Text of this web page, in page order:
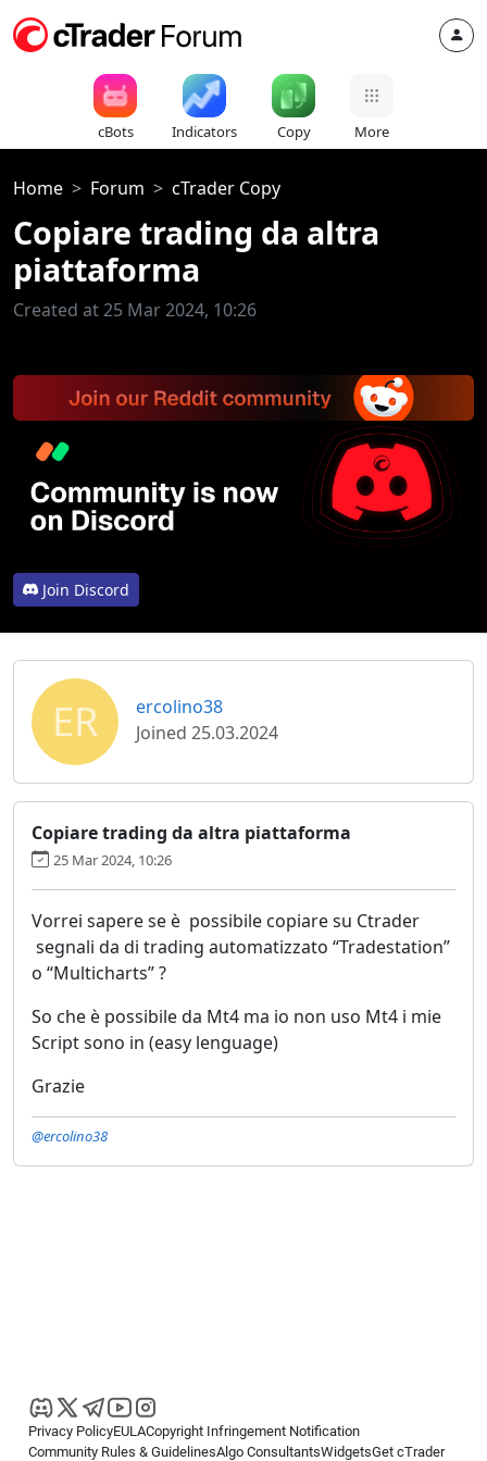
cBots Indicators Copy More
Home Forum cTrader Copy
Copiare trading da altra
piattaforma
Created at 25 Mar 2024, 10:26
Join Discord
ER
ercolino38
Joined 25.03.2024
Copiare trading da altra piattaforma
25 Mar 2024, 10:26
Vorrei sapere se è possibile copiare su Ctrader
segnali da di trading automatizzato “Tradestation”
o “Multicharts” ?
So che è possibile da Mt4 ma io non uso Mt4 i mie
Script sono in (easy lenguage)
Grazie
@ercolino38
Privacy PolicyEULACopyright Infringement Notification
Community Rules & GuidelinesAlgo ConsultantsWidgetsGet cTrader